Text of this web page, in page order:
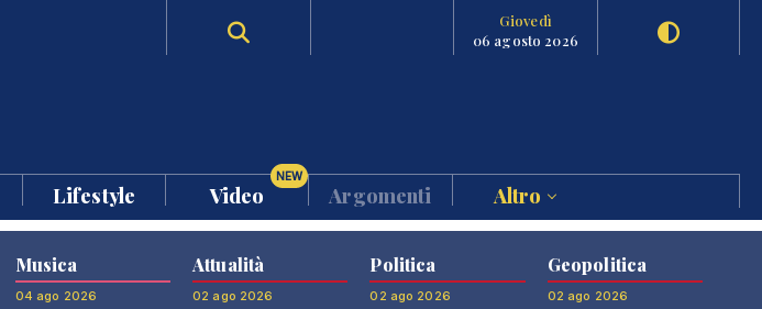
Giovedì
06 agosto 2026
Lifestyle Video
NEW
Argomenti Altro
Musica
04 ago 2026
Attualità
02 ago 2026
Politica
02 ago 2026
Geopolitica
02 ago 2026